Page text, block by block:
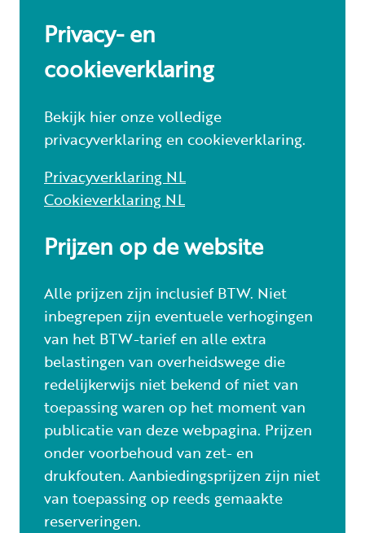
Privacy- en
cookieverklaring
Bekijk hier onze volledige
privacyverklaring en cookieverklaring.
Privacyverklaring NL
Cookieverklaring NL
Prijzen op de website
Alle prijzen zijn inclusief BTW. Niet
inbegrepen zijn eventuele verhogingen
van het BTW-tarief en alle extra
belastingen van overheidswege die
redelijkerwijs niet bekend of niet van
toepassing waren op het moment van
publicatie van deze webpagina. Prijzen
onder voorbehoud van zet- en
drukfouten. Aanbiedingsprijzen zijn niet
van toepassing op reeds gemaakte
reserveringen.